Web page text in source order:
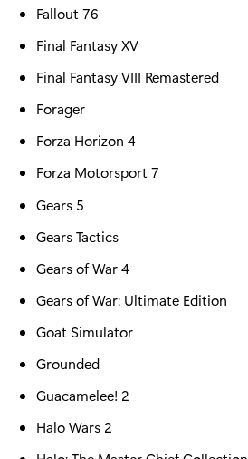
Fallout 76
Final Fantasy XV
Final Fantasy VIII Remastered
Forager
Forza Horizon 4
Forza Motorsport 7
Gears 5
Gears Tactics
Gears of War 4
Gears of War: Ultimate Edition
Goat Simulator
Grounded
Guacamelee! 2
Halo Wars 2